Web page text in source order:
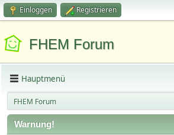
Einloggen Registrieren
FHEM Forum
Hauptmenü
FHEM Forum
Warnung!